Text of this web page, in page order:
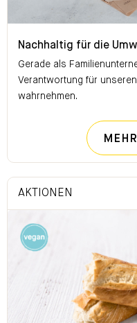
Nachhaltig für die
Gerade als
Verantwortung für
wahrnehmen.
AKTIONEN